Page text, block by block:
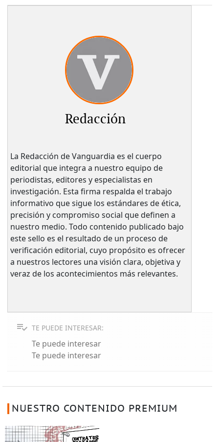
Redacción
La Redacción de Vanguardia es el cuerpo
editorial que integra a nuestro equipo de
periodistas, editores y especialistas en
investigación. Esta firma respalda el trabajo
informativo que sigue los estándares de ética,
precisión y compromiso social que definen a
nuestro medio. Todo contenido publicado bajo
este sello es el resultado de un proceso de
verificación editorial, cuyo propósito es ofrecer
a nuestros lectores una visión clara, objetiva y
veraz de los acontecimientos más relevantes.
TE PUEDE INTERESAR:
Te puede interesar
Te puede interesar
NUESTRO CONTENIDO PREMIUM